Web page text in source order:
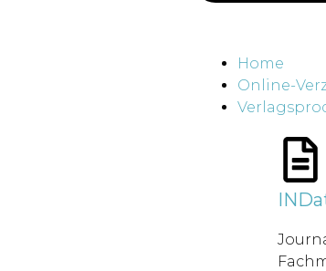
Home
Online-